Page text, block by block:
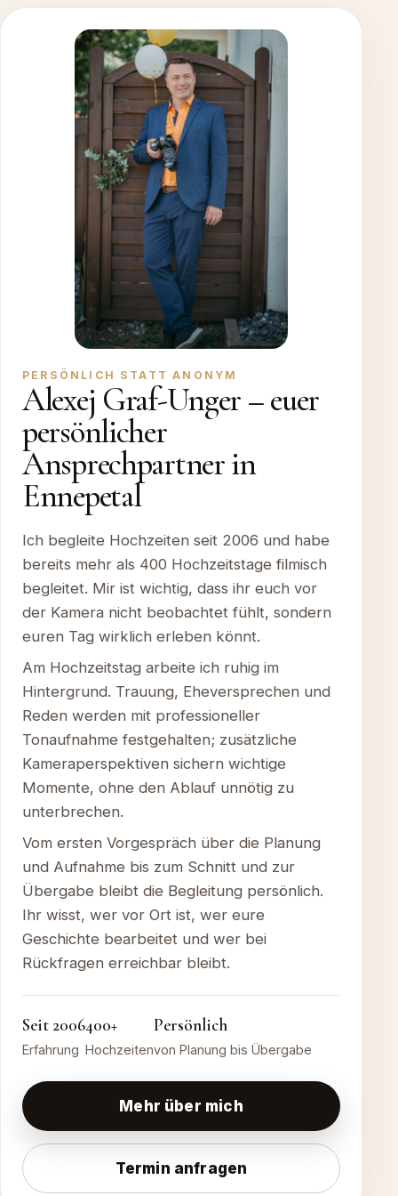
PERSÖNLICH STATT ANONYM
Alexej Graf-Unger – euer
persönlicher
Ansprechpartner in
Ennepetal
Ich begleite Hochzeiten seit 2006 und habe
bereits mehr als 400 Hochzeitstage filmisch
begleitet. Mir ist wichtig, dass ihr euch vor
der Kamera nicht beobachtet fühlt, sondern
euren Tag wirklich erleben könnt.
Am Hochzeitstag arbeite ich ruhig im
Hintergrund. Trauung, Eheversprechen und
Reden werden mit professioneller
Tonaufnahme festgehalten; zusätzliche
Kameraperspektiven sichern wichtige
Momente, ohne den Ablauf unnötig zu
unterbrechen.
Vom ersten Vorgespräch über die Planung
und Aufnahme bis zum Schnitt und zur
Übergabe bleibt die Begleitung persönlich.
Ihr wisst, wer vor Ort ist, wer eure
Geschichte bearbeitet und wer bei
Rückfragen erreichbar bleibt.
Seit 2006
Erfahrung
400+
Hochzeiten
Persönlich
von Planung bis Übergabe
Mehr über mich
Termin anfragen